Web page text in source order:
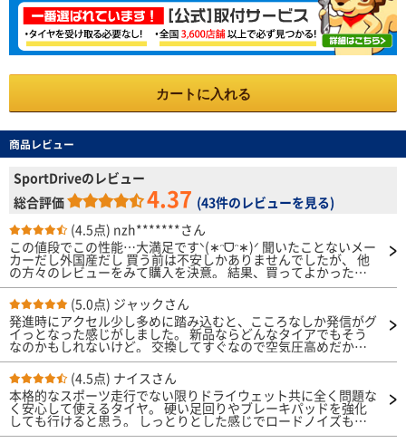
カートに入れる
商品レビュー
SportDriveのレビュー
総合評価
4.37 (43件のレビューを見る)
(4.5点) nzh*******さん
この値段でこの性能…大満足ですᐠ(∗ᵔᗜᵔ∗)ᐟ 聞いたことないメー
カーだし外国産だし 買う前は不安しかありませんでしたが、 他
の方々のレビューをみて購入を決意。 結果、買ってよかったで
す！ タイヤ替えてから3週間、1800kmほど 走りましたが何の不
便も問題もありません。 ゴツゴツした石だらけの河原や川の中
も走行しましたが パンクやスタックすることもなく走れまし
た。 これで1本1万円、超お買い得でした(о´∀`о)♪ タイヤ買い
換えの時はまた買いたいですね。
(5.0点) ジャックさん
発進時にアクセル少し多めに踏み込むと、こころなしか発信がグ
イっとなった感じがしました。 新品ならどんなタイアでもそう
なのかもしれないけど。 交換してすぐなので空気圧高めだから
か、転がりがいい感じな一方で凸凹通過時に音が少し大きい気は
したが これも空気圧のせいな気がする。 普通の乗り方なら全然
問題ないと思います。
(4.5点) ナイスさん
本格的なスポーツ走行でない限りドライウェット共に全く問題な
く安心して使えるタイヤ。 硬い足回りやブレーキパッドを強化
しても行けると思う。 しっとりとした感じでロードノイズも大
きくない。 高速域でも安定してたし車線変更時のヨレも気にな